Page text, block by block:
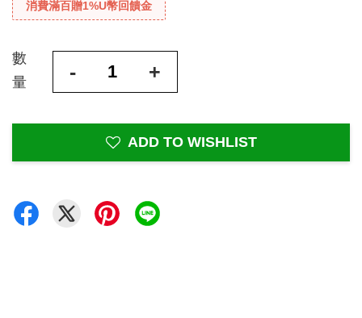
消費滿百贈1%U幣回饋金
數
量
- +
ADD TO WISHLIST